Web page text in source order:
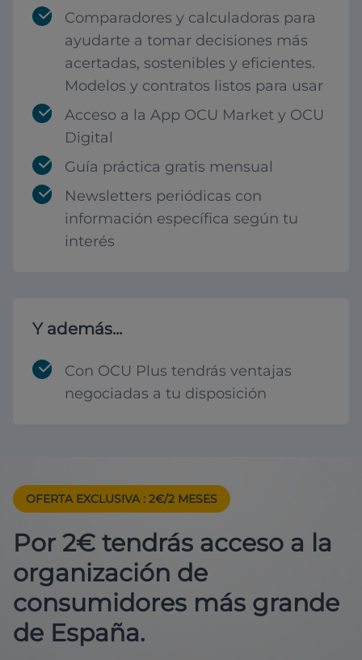
Comparadores y calculadoras para
ayudarte a tomar decisiones más
acertadas, sostenibles y eficientes.
Modelos y contratos listos para usar
Acceso a la App OCU Market y OCU
Digital
Guía práctica gratis mensual
Newsletters periódicas con
información específica según tu
interés
Y además...
Con OCU Plus tendrás ventajas
negociadas a tu disposición
OFERTA EXCLUSIVA : 2€/2 MESES
Por 2€ tendrás acceso a la
organización de
consumidores más grande
de España.